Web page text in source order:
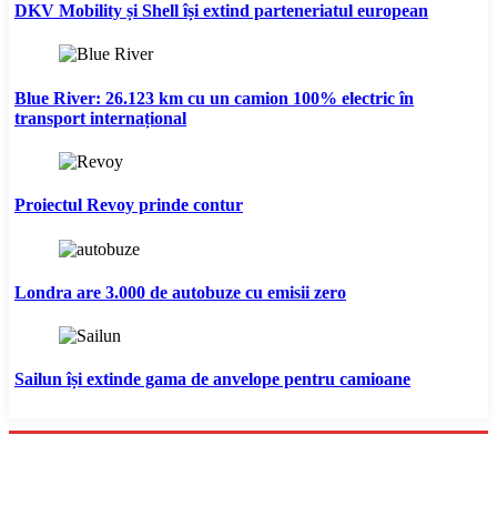
DKV Mobility și Shell își extind parteneriatul european
Blue River: 26.123 km cu un camion 100% electric în
transport internațional
Proiectul Revoy prinde contur
Londra are 3.000 de autobuze cu emisii zero
Sailun își extinde gama de anvelope pentru camioane